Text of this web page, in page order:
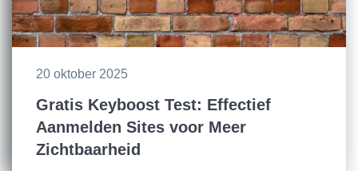
20 oktober 2025
Gratis Keyboost Test: Effectief
Aanmelden Sites voor Meer
Zichtbaarheid